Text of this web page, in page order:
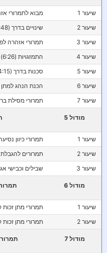
שיעור 1
מבוא לתמרורי
שיעור 2
שינויים בדרך (10:48)
שיעור 3
תמרורי אזהרה
שיעור 4
התמזגויות (6:26)
שיעור 5
סכנות בדרך (4:15)
שיעור 6
הכנת הנהג למתן
שיעור 7
תמרורי מסילת ברזל
מודול 5
שיעור 1
תמרורי כיוון נסיעה
שיעור 2
תמרורים להגבלת
שיעור 3
שבילים וכבישי אגרה
מודול 6
שיעור 1
תמרורי מתן זכות
שיעור 2
תמרורי מתן זכות
מודול 7